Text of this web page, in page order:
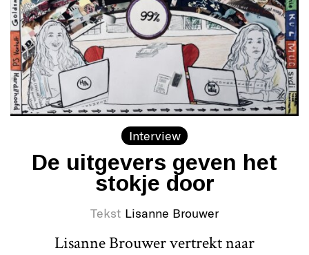
Interview
De uitgevers geven het
stokje door
Tekst Lisanne Brouwer
Lisanne Brouwer vertrekt naar